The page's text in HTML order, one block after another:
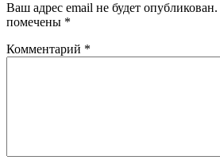
Ваш адрес email не будет опубликован.
помечены *
Комментарий *